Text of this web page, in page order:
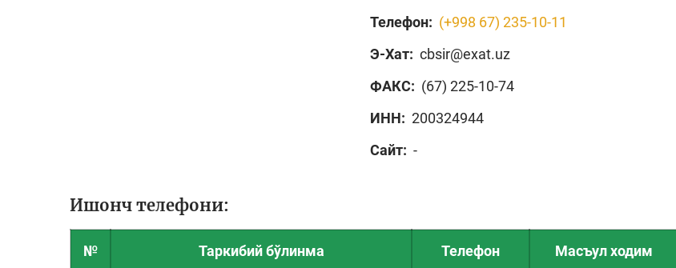
Телефон: (+998 67) 235-10-11
Э-Хат: cbsir@exat.uz
ФАКС: (67) 225-10-74
ИНН: 200324944
Сайт: -
Ишонч телефони:
№ Таркибий бўлинма Телефон Масъул ходим